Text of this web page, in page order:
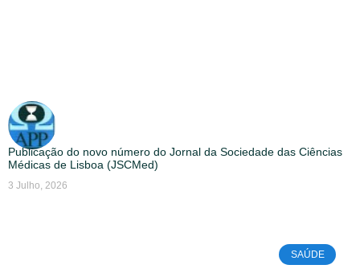
Publicação do novo número do Jornal da Sociedade das Ciências
Médicas de Lisboa (JSCMed)
3 Julho, 2026
SAÚDE